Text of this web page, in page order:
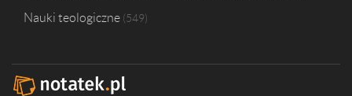
Nauki teologiczne 549